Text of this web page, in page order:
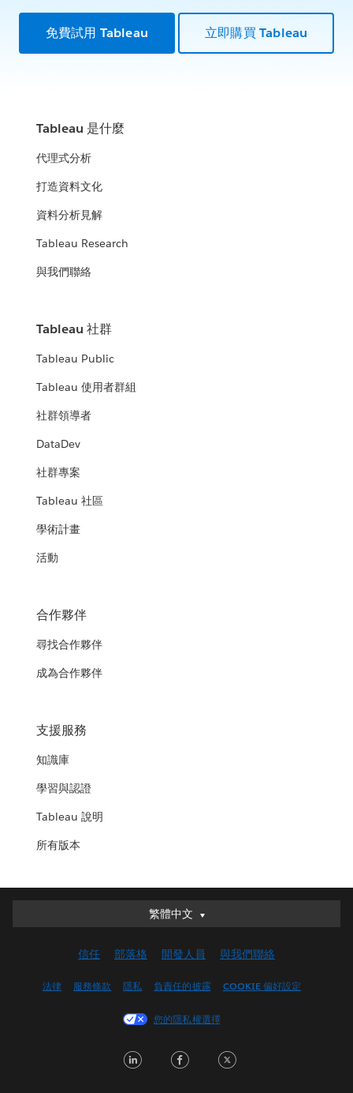
免費試用 Tableau 立即購買 Tableau
Tableau 是什麼
代理式分析
打造資料文化
資料分析見解
Tableau Research
與我們聯絡
Tableau 社群
Tableau Public
Tableau 使用者群組
社群領導者
DataDev
社群專案
Tableau 社區
學術計畫
活動
合作夥伴
尋找合作夥伴
成為合作夥伴
支援服務
知識庫
學習與認證
Tableau 說明
所有版本
繁體中文
繁體中文
English (UK)
Français (Canada)
Italiano
信任 部落格 開發人員 與我們聯絡
法律 服務條款 隱私 負責任的披露 COOKIE 偏好設定
您的隱私權選擇
LinkedInFacebook